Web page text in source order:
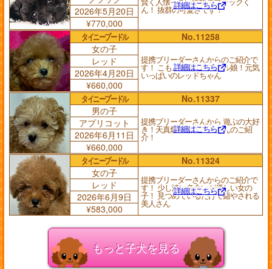
ん！ 抜群の可愛さです！
詳細はこちら
2026年5月20日
¥770,000
タイニープードル
No.11258
女の子
提携ブリーダーさんからのご紹介で
す！ こもこ爆毛のパワフル娘！元気
いっぱいのレッドちゃん
詳細はこちら
レッド
2026年4月20日
¥660,000
タイニープードル
No.11337
男の子
提携ブリーダーさんから 遊ぶの大好
き！天真爛漫な アプリくんのご紹
介！
詳細はこちら
アプリコット
2026年6月11日
¥660,000
タイニープードル
No.11324
女の子
提携ブリーダーさんからのご紹介で
す！ 少し淡い色合いが優しい女の
子！ 見つめているだけで癒やされる
美人さん
詳細はこちら
レッド
2026年6月9日
¥583,000
もっと子犬を見る